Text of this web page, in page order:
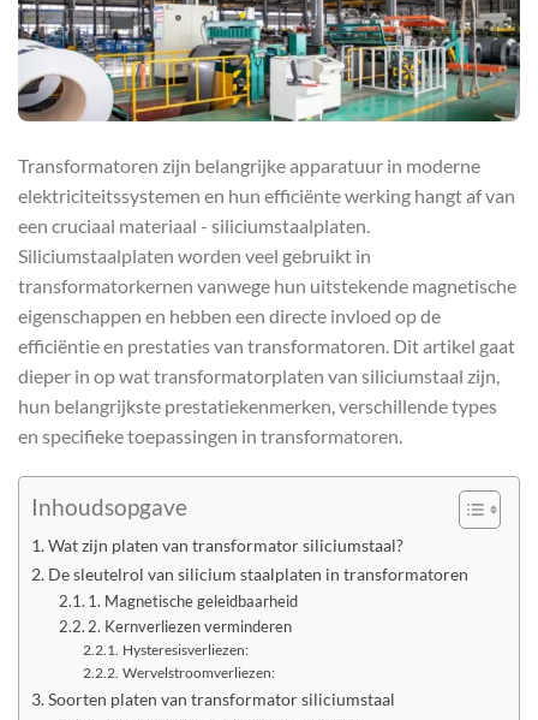
Transformatoren zijn belangrijke apparatuur in moderne
elektriciteitssystemen en hun efficiënte werking hangt af van
een cruciaal materiaal - siliciumstaalplaten.
Siliciumstaalplaten worden veel gebruikt in
transformatorkernen vanwege hun uitstekende magnetische
eigenschappen en hebben een directe invloed op de
efficiëntie en prestaties van transformatoren. Dit artikel gaat
dieper in op wat transformatorplaten van siliciumstaal zijn,
hun belangrijkste prestatiekenmerken, verschillende types
en specifieke toepassingen in transformatoren.
Inhoudsopgave
Wat zijn platen van transformator siliciumstaal?
De sleutelrol van silicium staalplaten in transformatoren
1. Magnetische geleidbaarheid
2. Kernverliezen verminderen
Hysteresisverliezen:
Wervelstroomverliezen:
Soorten platen van transformator siliciumstaal